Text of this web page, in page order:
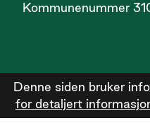
Kommunenummer
Denne siden bruker
for detaljert